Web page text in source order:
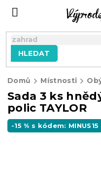
HLEDAT
Domů Místnosti
Sada 3 ks
polic TAYLOR
-15 % s kódem: MINUS15